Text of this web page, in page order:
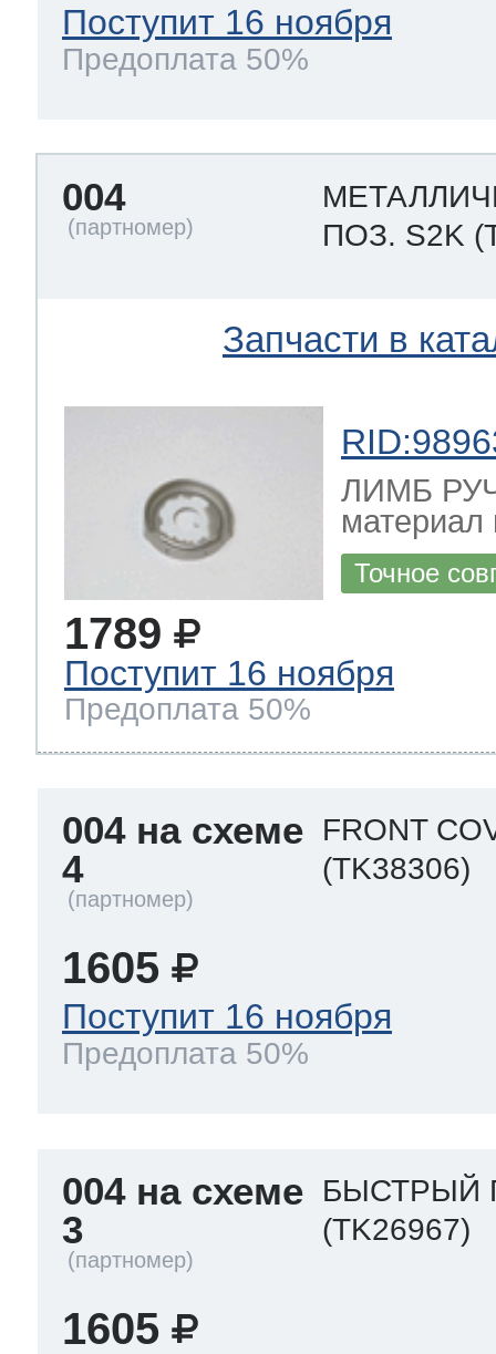
Поступит 16 ноября
Предоплата 50%
004
ПОЗ. S2K
Запчасти в
ЛИМБ
материал
Точное
1789
Поступит 16 ноября
Предоплата 50%
004 на схеме
4
FRONT
(TK38306)
1605
Поступит 16 ноября
Предоплата 50%
004 на схеме
3
БЫСТРЫЙ
(TK26967)
1605